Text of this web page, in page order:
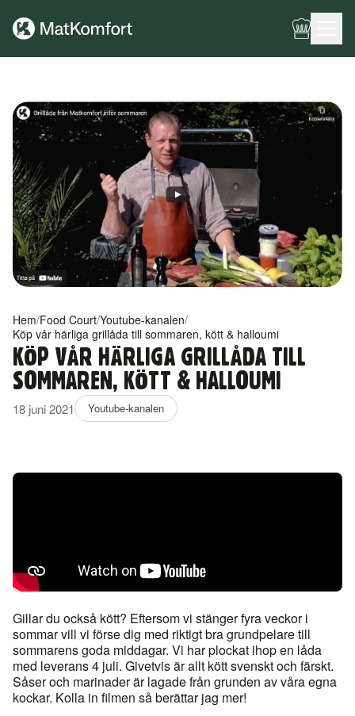
Hem/Food Court/Youtube-kanalen/
Köp vår härliga grillåda till sommaren, kött & halloumi
KÖP VÅR HÄRLIGA GRILLÅDA TILL
SOMMAREN, KÖTT & HALLOUMI
18 juni 2021 Youtube-kanalen
Gillar du också kött? Eftersom vi stänger fyra veckor i
sommar vill vi förse dig med riktigt bra grundpelare till
sommarens goda middagar. Vi har plockat ihop en låda
med leverans 4 juli. Givetvis är allt kött svenskt och färskt.
Såser och marinader är lagade från grunden av våra egna
kockar. Kolla in filmen så berättar jag mer!